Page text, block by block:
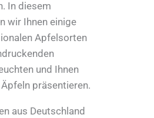
In diesem
wir Ihnen einige
Apfelsorten
und Ihnen
präsentieren.
aus Deutschland